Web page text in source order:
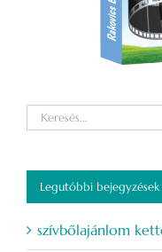
Keresés...
Legutóbbi bejegyzések
szívbőlajánlom